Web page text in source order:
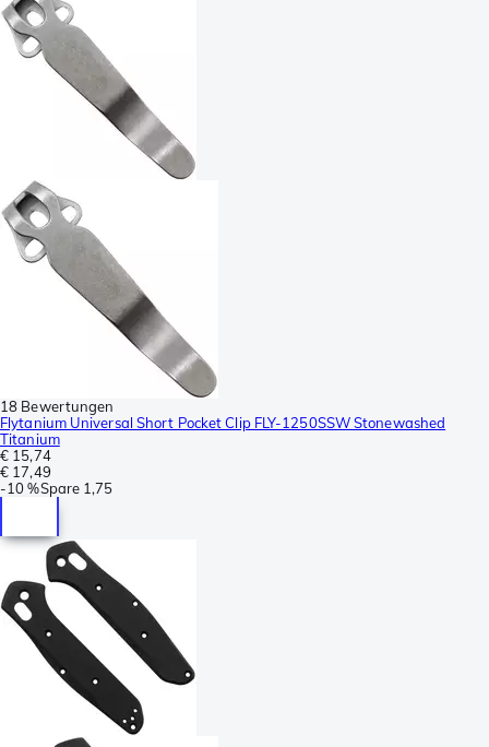
18 Bewertungen
Flytanium Universal Short Pocket Clip FLY-1250SSW Stonewashed
Titanium
€ 15,74
€ 17,49
-10 %Spare 1,75